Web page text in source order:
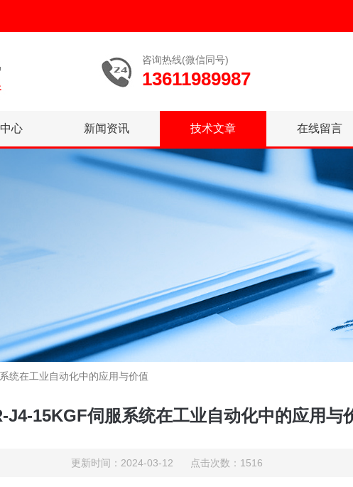
咨询热线(微信同号)
13611989987
心 新闻资讯 技术文章 在线留言
统在工业自动化中的应用与价值
J4-15KGF伺服系统在工业自动化中的应用与
更新时间：2024-03-12 点击次数：1516